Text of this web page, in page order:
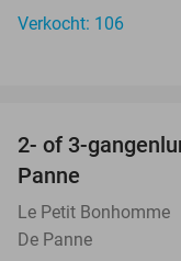
Verkocht: 106
2- of 3-
Panne
Le Petit Bonhomme
De Panne